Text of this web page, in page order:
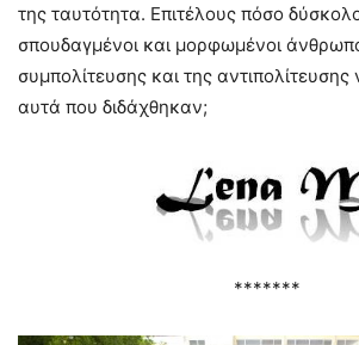
της ταυτότητα. Επιτέλους πόσο δύσκολο
σπουδαγμένοι και μορφωμένοι
συμπολίτευσης και της
αυτά που διδάχθηκαν;
*******